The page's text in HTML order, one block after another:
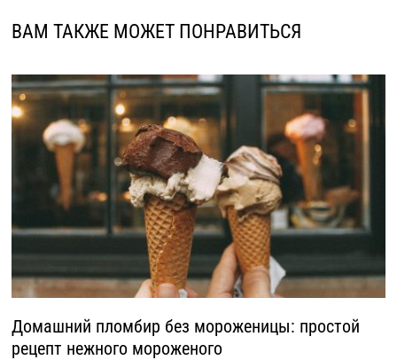
ВАМ ТАКЖЕ МОЖЕТ ПОНРАВИТЬСЯ
Домашний пломбир без мороженицы: простой
рецепт нежного мороженого